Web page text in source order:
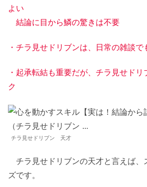
よい
結論に目から鱗の驚きは不要
・チラ見せドリブンは、日常の雑談で
・起承転結も重要だが、チラ見せド
ク
チラ見せドリブン 天才
チラ見せドリブンの天才と言えば、
ズです。